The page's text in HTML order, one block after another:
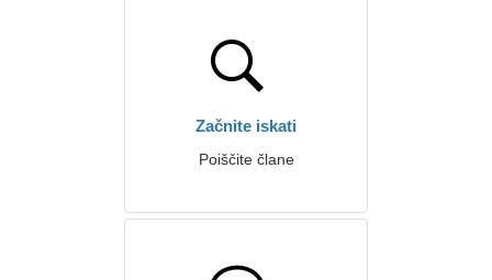
Začnite iskati
Poiščite člane